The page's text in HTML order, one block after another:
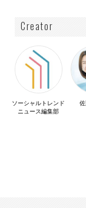
Creator
ソーシャルトレンド
ニュース編集部